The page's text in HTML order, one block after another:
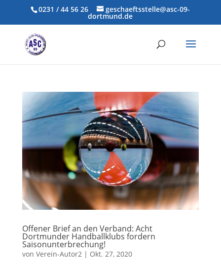
0231 / 44 56 26 geschaeftsstelle@asc-09-
dortmund.de
Offener Brief an den Verband: Acht
Dortmunder Handballklubs fordern
Saisonunterbrechung!
von Verein-Autor2| Okt. 27, 2020